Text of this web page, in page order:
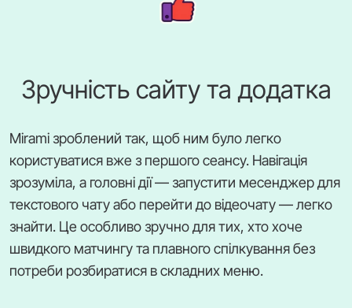
Зручність сайту та додатка
Mirami зроблений так, щоб ним було легко
користуватися вже з першого сеансу. Навігація
зрозуміла, а головні дії — запустити месенджер для
текстового чату або перейти до відеочату — легко
знайти. Це особливо зручно для тих, хто хоче
швидкого матчингу та плавного спілкування без
потреби розбиратися в складних меню.